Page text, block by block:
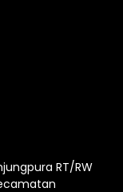
RT/RW